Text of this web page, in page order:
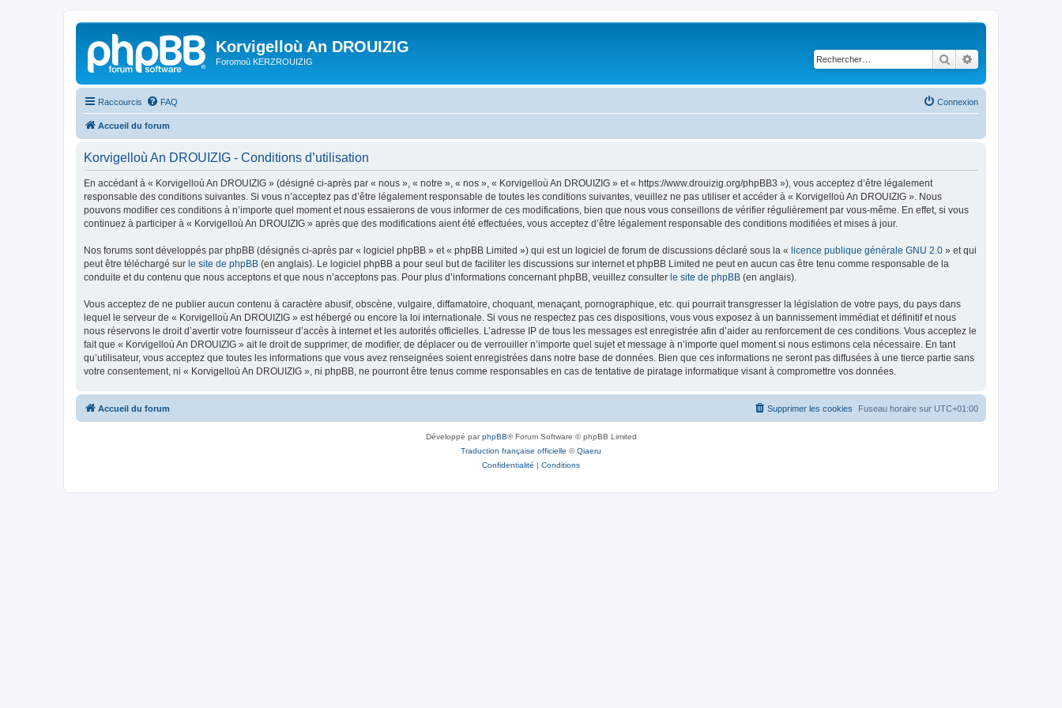
Korvigelloù An DROUIZIG
Foromoù KERZROUIZIG Rechercher
Raccourcis FAQ Connexion
Accueil du forum
Korvigelloù An DROUIZIG - Conditions d’utilisation
En accédant à « Korvigelloù An DROUIZIG » (désigné ci-après par « nous », « notre », « nos », « Korvigelloù An DROUIZIG » et « https://www.drouizig.org/phpBB3 »), vous acceptez d’être légalement
responsable des conditions suivantes. Si vous n’acceptez pas d’être légalement responsable de toutes les conditions suivantes, veuillez ne pas utiliser et accéder à « Korvigelloù An DROUIZIG ». Nous
pouvons modifier ces conditions à n’importe quel moment et nous essaierons de vous informer de ces modifications, bien que nous vous conseillons de vérifier régulièrement par vous-même. En effet, si vous
continuez à participer à « Korvigelloù An DROUIZIG » après que des modifications aient été effectuées, vous acceptez d’être légalement responsable des conditions modifiées et mises à jour.
Nos forums sont développés par phpBB (désignés ci-après par « logiciel phpBB » et « phpBB Limited ») qui est un logiciel de forum de discussions déclaré sous la « licence publique générale GNU 2.0 » et qui
peut être téléchargé sur le site de phpBB (en anglais). Le logiciel phpBB a pour seul but de faciliter les discussions sur internet et phpBB Limited ne peut en aucun cas être tenu comme responsable de la
conduite et du contenu que nous acceptons et que nous n’acceptons pas. Pour plus d’informations concernant phpBB, veuillez consulter le site de phpBB (en anglais).
Vous acceptez de ne publier aucun contenu à caractère abusif, obscène, vulgaire, diffamatoire, choquant, menaçant, pornographique, etc. qui pourrait transgresser la législation de votre pays, du pays dans
lequel le serveur de « Korvigelloù An DROUIZIG » est hébergé ou encore la loi internationale. Si vous ne respectez pas ces dispositions, vous vous exposez à un bannissement immédiat et définitif et nous
nous réservons le droit d’avertir votre fournisseur d’accès à internet et les autorités officielles. L’adresse IP de tous les messages est enregistrée afin d’aider au renforcement de ces conditions. Vous acceptez le
fait que « Korvigelloù An DROUIZIG » ait le droit de supprimer, de modifier, de déplacer ou de verrouiller n’importe quel sujet et message à n’importe quel moment si nous estimons cela nécessaire. En tant
qu’utilisateur, vous acceptez que toutes les informations que vous avez renseignées soient enregistrées dans notre base de données. Bien que ces informations ne seront pas diffusées à une tierce partie sans
votre consentement, ni « Korvigelloù An DROUIZIG », ni phpBB, ne pourront être tenus comme responsables en cas de tentative de piratage informatique visant à compromettre vos données.
Accueil du forum Fuseau horaire sur UTC+01:00
Supprimer les cookies
Développé parphpBB® Forum Software © phpBB Limited
Traduction française officielle ©Qiaeru
Confidentialité | Conditions